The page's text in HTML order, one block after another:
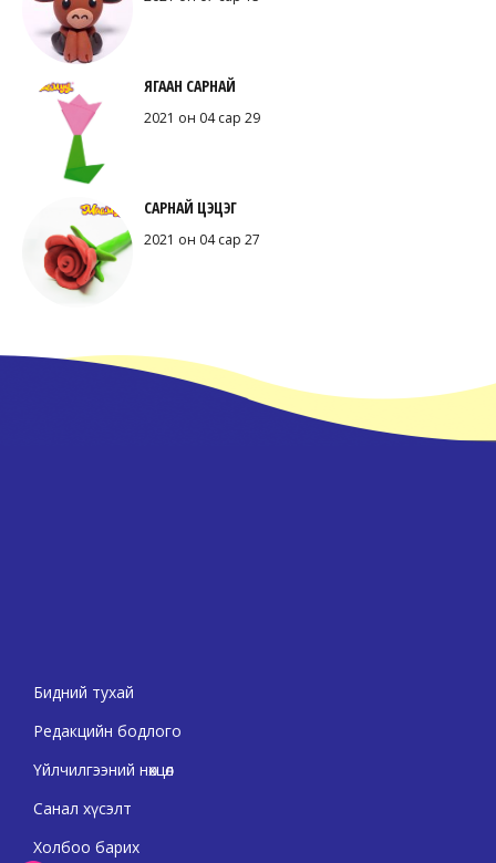
ЯГААН САРНАЙ
2021 он 04 сар 29
САРНАЙ ЦЭЦЭГ
2021 он 04 сар 27
Бидний тухай
Редакцийн бодлого
Үйлчилгээний нөхцөл
Санал хүсэлт
Холбоо барих